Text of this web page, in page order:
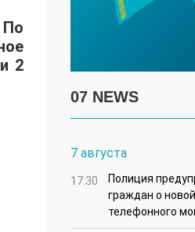
По
2
07 NEWS
7 августа
17:30
Полиция
граждан о
телефонного